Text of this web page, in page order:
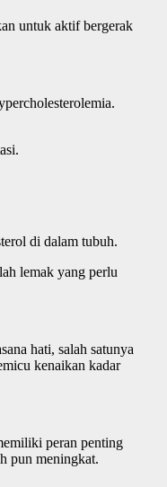
untuk aktif bergerak
di dalam tubuh.
lemak yang perlu
hati, salah satunya
kenaikan kadar
peran penting
pun meningkat.